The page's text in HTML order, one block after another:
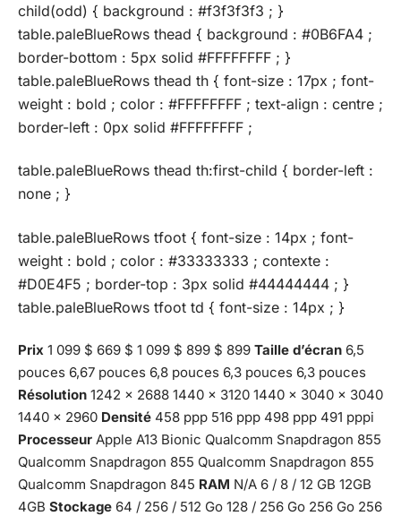
child(odd) { background : #f3f3f3f3 ; }
table.paleBlueRows thead { background : #0B6FA4 ;
border-bottom : 5px solid #FFFFFFFF ; }
table.paleBlueRows thead th { font-size : 17px ; font-
weight : bold ; color : #FFFFFFFF ; text-align : centre ;
border-left : 0px solid #FFFFFFFF ;
table.paleBlueRows thead th:first-child { border-left :
none ; }
table.paleBlueRows tfoot { font-size : 14px ; font-
weight : bold ; color : #33333333 ; contexte :
#D0E4F5 ; border-top : 3px solid #44444444 ; }
table.paleBlueRows tfoot td { font-size : 14px ; }
Prix 1 099 $ 669 $ 1 099 $ 899 $ 899 Taille d’écran 6,5
pouces 6,67 pouces 6,8 pouces 6,3 pouces 6,3 pouces
Résolution 1242 x 2688 1440 x 3120 1440 x 3040 x 3040
1440 x 2960 Densité 458 ppp 516 ppp 498 ppp 491 pppi
Processeur Apple A13 Bionic Qualcomm Snapdragon 855
Qualcomm Snapdragon 855 Qualcomm Snapdragon 855
Qualcomm Snapdragon 845 RAM N/A 6 / 8 / 12 GB 12GB
4GB Stockage 64 / 256 / 512 Go 128 / 256 Go 256 Go 256